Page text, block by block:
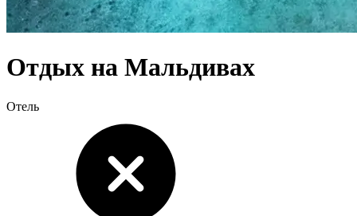
Отдых на Мальдивах
Отель